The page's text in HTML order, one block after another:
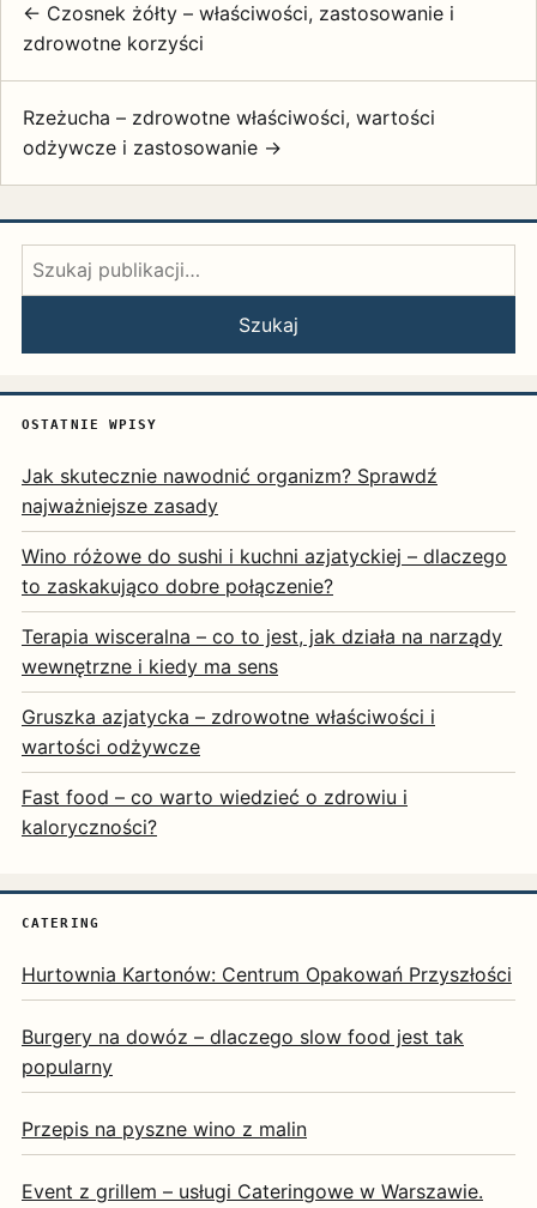
← Czosnek żółty – właściwości, zastosowanie i
zdrowotne korzyści
Rzeżucha – zdrowotne właściwości, wartości
odżywcze i zastosowanie →
Szukaj:
Szukaj
OSTATNIE WPISY
Jak skutecznie nawodnić organizm? Sprawdź
najważniejsze zasady
Wino różowe do sushi i kuchni azjatyckiej – dlaczego
to zaskakująco dobre połączenie?
Terapia wisceralna – co to jest, jak działa na narządy
wewnętrzne i kiedy ma sens
Gruszka azjatycka – zdrowotne właściwości i
wartości odżywcze
Fast food – co warto wiedzieć o zdrowiu i
kaloryczności?
CATERING
Hurtownia Kartonów: Centrum Opakowań Przyszłości
Burgery na dowóz – dlaczego slow food jest tak
popularny
Przepis na pyszne wino z malin
Event z grillem – usługi Cateringowe w Warszawie.